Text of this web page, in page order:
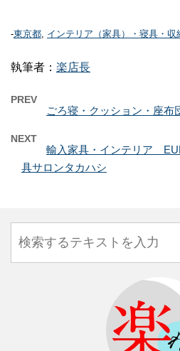
-東京都, インテリア（家具）・寝具・収
執筆者： 楽店長
PREV
ごろ寝・クッション・座布
NEXT
輸入家具・インテリア
具サロンタカハシ